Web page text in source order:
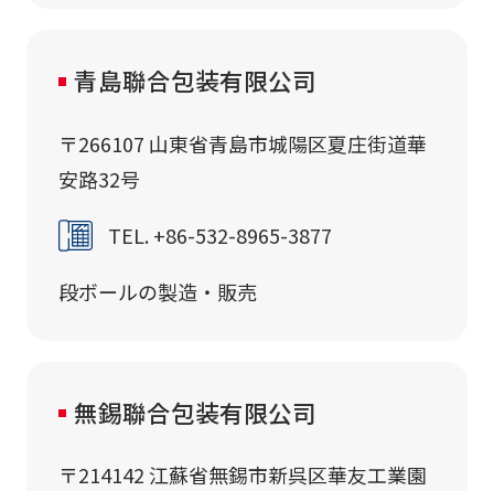
青島聯合包装有限公司
〒266107 山東省青島市城陽区夏庄街道華
安路32号
TEL. +86-532-8965-3877
段ボールの製造・販売
無錫聯合包装有限公司
〒214142 江蘇省無錫市新呉区華友工業園